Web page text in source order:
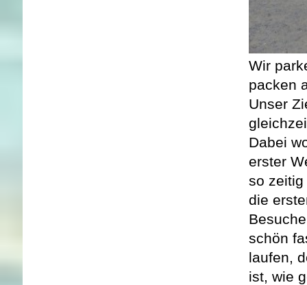
Wir
packen
Unser
Dabei
erster
so zeitig
die
schön
laufen,
ist, wie